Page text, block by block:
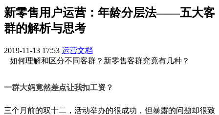
新零售用户运营：年龄分层法——五大客
群的解析与思考
2019-11-13 17:53 运营文档
如何理解和区分不同客群？新零售客群究竟有几种？
一群大妈竟然差点让我扣工资 ？
三个月前的双十二，活动举办的很成功，但暴露的问题却很致